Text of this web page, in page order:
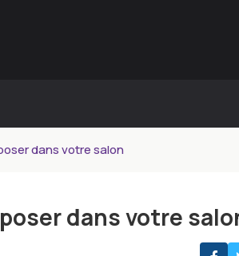
dans votre salon
dans votre